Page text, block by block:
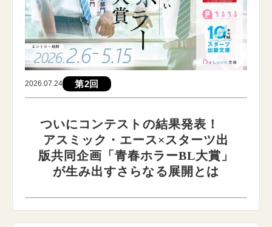
2026.07.24 第2回
ついにコンテストの結果発表！
アスミック・エース×スターツ出
版共同企画「青春ホラーBL大賞」
が生み出すさらなる展開とは